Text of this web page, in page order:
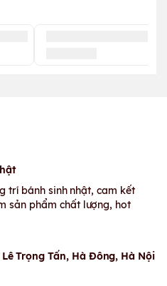
trí bánh sinh nhật, cam kết
sản phẩm chất lượng, hot
Trọng Tấn, Hà Đông, Hà Nội